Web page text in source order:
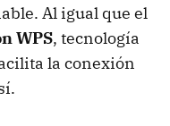
Al igual que el
WPS, tecnología
la conexión